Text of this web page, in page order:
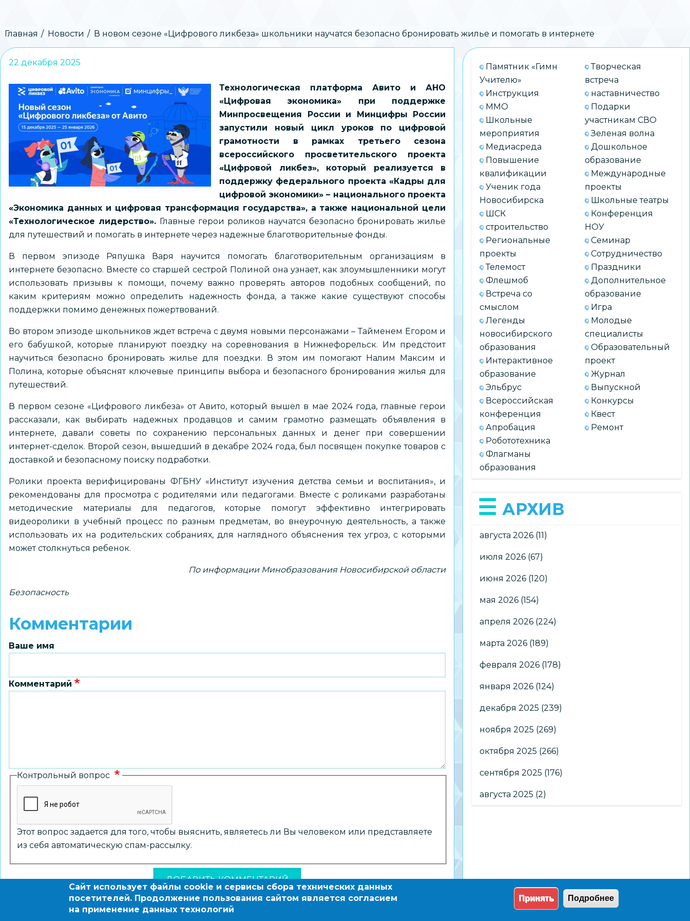
Строка
навигации
Главная Новости В новом сезоне «Цифрового ликбеза» школьники научатся безопасно бронировать жилье и помогать в интернете
22 декабря 2025
Технологическая платформа Авито и АНО
«Цифровая экономика» при поддержке
Минпросвещения России и Минцифры России
запустили новый цикл уроков по цифровой
грамотности в рамках третьего сезона
всероссийского просветительского проекта
«Цифровой ликбез», который реализуется в
поддержку федерального проекта «Кадры для
цифровой экономики» – национального проекта
«Экономика данных и цифровая трансформация государства», а также национальной цели
«Технологическое лидерство». Главные герои роликов научатся безопасно бронировать жилье
для путешествий и помогать в интернете через надежные благотворительные фонды.
В первом эпизоде Ряпушка Варя научится помогать благотворительным организациям в
интернете безопасно. Вместе со старшей сестрой Полиной она узнает, как злоумышленники могут
использовать призывы к помощи, почему важно проверять авторов подобных сообщений, по
каким критериям можно определить надежность фонда, а также какие существуют способы
поддержки помимо денежных пожертвований.
Во втором эпизоде школьников ждет встреча с двумя новыми персонажами – Тайменем Егором и
его бабушкой, которые планируют поездку на соревнования в Нижнефорельск. Им предстоит
научиться безопасно бронировать жилье для поездки. В этом им помогают Налим Максим и
Полина, которые объяснят ключевые принципы выбора и безопасного бронирования жилья для
путешествий.
В первом сезоне «Цифрового ликбеза» от Авито, который вышел в мае 2024 года, главные герои
рассказали, как выбирать надежных продавцов и самим грамотно размещать объявления в
интернете, давали советы по сохранению персональных данных и денег при совершении
интернет-сделок. Второй сезон, вышедший в декабре 2024 года, был посвящен покупке товаров с
доставкой и безопасному поиску подработки.
Ролики проекта верифицированы ФГБНУ «Институт изучения детства семьи и воспитания», и
рекомендованы для просмотра с родителями или педагогами. Вместе с роликами разработаны
методические материалы для педагогов, которые помогут эффективно интегрировать
видеоролики в учебный процесс по разным предметам, во внеурочную деятельность, а также
использовать их на родительских собраниях, для наглядного объяснения тех угроз, с которыми
может столкнуться ребенок.
По информации Минобразования Новосибирской области
Безопасность
Комментарии
Ваше имя
Комментарий
Контрольный вопрос
Этот вопрос задается для того, чтобы выяснить, являетесь ли Вы человеком или представляете
из себя автоматическую спам-рассылку.
Памятник «Гимн
Учителю»
Инструкция
ММО
Школьные
мероприятия
Медиасреда
Повышение
квалификации
Ученик года
Новосибирска
ШСК
строительство
Региональные
проекты
Телемост
Флешмоб
Встреча со
смыслом
Легенды
новосибирского
образования
Интерактивное
образование
Эльбрус
Всероссийская
конференция
Апробация
Робототехника
Флагманы
образования
Творческая
встреча
наставничество
Подарки
участникам СВО
Зеленая волна
Дошкольное
образование
Международные
проекты
Школьные театры
Конференция
НОУ
Семинар
Сотрудничество
Праздники
Дополнительное
образование
Игра
Молодые
специалисты
Образовательный
проект
Журнал
Выпускной
Конкурсы
Квест
Ремонт
АРХИВ
августа 2026 (11)
июля 2026 (67)
июня 2026 (120)
мая 2026 (154)
апреля 2026 (224)
марта 2026 (189)
февраля 2026 (178)
января 2026 (124)
декабря 2025 (239)
ноября 2025 (269)
октября 2025 (266)
сентября 2025 (176)
августа 2025 (2)
Сайт использует файлы cookie и сервисы сбора технических данных
посетителей. Продолжение пользования сайтом является согласием
на применение данных технологий
Принять Подробнее